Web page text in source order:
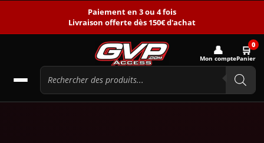
Paiement en 3 ou 4 fois
Livraison offerte dès 150€ d'achat
👤
Mon compte
🛒0
Panier